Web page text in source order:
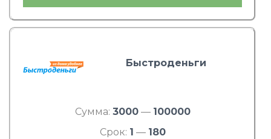
Быстроденьги
Сумма: 3000— 100000
Срок: 1 — 180